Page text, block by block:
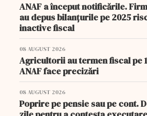
ANAF a început notificările.
au depus bilanțurile pe 2025
inactive fiscal
08 AUGUST 2026
Agricultorii au termen fiscal pe
ANAF face precizări
08 AUGUST 2026
Poprire pe pensie sau pe cont.